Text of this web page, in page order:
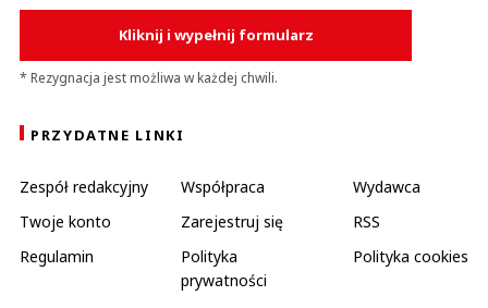
Kliknij i wypełnij formularz
* Rezygnacja jest możliwa w każdej chwili.
PRZYDATNE LINKI
Zespół redakcyjny Współpraca
Wydawca
Twoje konto
Zarejestruj się
RSS
Regulamin
Polityka
prywatności
Polityka cookies